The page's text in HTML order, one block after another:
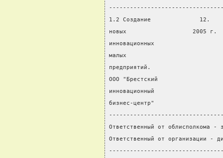
1.2 Создание
новых                   2005 г.
инновационных
малых
предприятий.
ООО "Брестский
инновационный
бизнес-центр"
Ответственный от облисполкома -
Ответственный от организации -